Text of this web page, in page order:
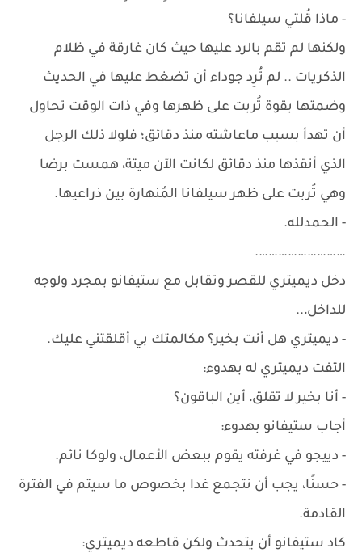
- ماذا قُلتي سيلفانا؟
ولكنها لم تقم بالرد عليها حيث كان غارقة في ظلام
الذكريات .. لم تُرِد جوداء أن تضغط عليها في الحديث
وضمتها بقوة تُربت على ظهرها وفي ذات الوقت تحاول
أن تهدأ بسبب ماعاشته منذ دقائق؛ فلولا ذلك الرجل
الذي أنقذها منذ دقائق لكانت الآن ميتة، همست برضا
وهي تُربت على ظهر سيلفانا المُنهارة بين ذراعيها.
- الحمدلله.
……………………….
دخل ديميتري للقصر وتقابل مع ستيفانو بمجرد ولوجه
للداخل،..
- ديميتري هل أنت بخير؟ مكالمتك بي أقلقتني عليك.
التفت ديميتري له بهدوء:
- أنا بخير لا تقلق، أين الباقون؟
أجاب ستيفانو بهدوء:
- دييجو في غرفته يقوم ببعض الأعمال، ولوكا نائم.
- حسنًا، يجب أن نتجمع غدا بخصوص ما سيتم في الفترة
القادمة.
كاد ستيفانو أن يتحدث ولكن قاطعه ديميتري: